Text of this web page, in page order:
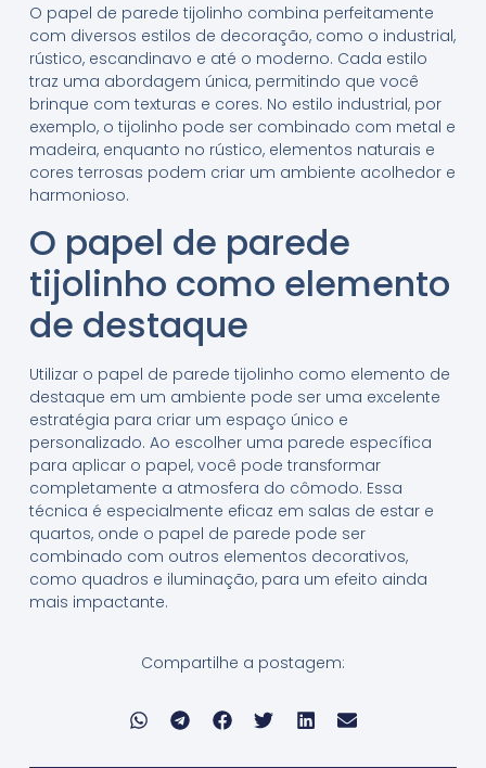
O papel de parede tijolinho combina perfeitamente
com diversos estilos de decoração, como o industrial,
rústico, escandinavo e até o moderno. Cada estilo
traz uma abordagem única, permitindo que você
brinque com texturas e cores. No estilo industrial, por
exemplo, o tijolinho pode ser combinado com metal e
madeira, enquanto no rústico, elementos naturais e
cores terrosas podem criar um ambiente acolhedor e
harmonioso.
O papel de parede
tijolinho como elemento
de destaque
Utilizar o papel de parede tijolinho como elemento de
destaque em um ambiente pode ser uma excelente
estratégia para criar um espaço único e
personalizado. Ao escolher uma parede específica
para aplicar o papel, você pode transformar
completamente a atmosfera do cômodo. Essa
técnica é especialmente eficaz em salas de estar e
quartos, onde o papel de parede pode ser
combinado com outros elementos decorativos,
como quadros e iluminação, para um efeito ainda
mais impactante.
Compartilhe a postagem: